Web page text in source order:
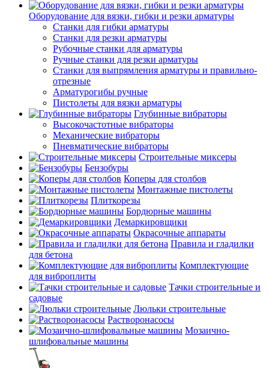
Оборудование для вязки, гибки и резки арматуры
Станки для гибки арматуры
Станки для резки арматуры
Рубочные станки для арматуры
Ручные станки для резки арматуры
Станки для выпрямления арматуры и правильно-
отрезные
Арматурогибы ручные
Пистолеты для вязки арматуры
Глубинные вибраторы
Высокочастотные вибраторы
Механические вибраторы
Пневматические вибраторы
Строительные миксеры
Бензобуры
Коперы для столбов
Монтажные пистолеты
Плиткорезы
Бордюрные машины
Демаркировщики
Окрасочные аппараты
Правила и гладилки
для бетона
Комплектующие
для виброплиты
Тачки строительные и
садовые
Люльки строительные
Растворонасосы
Мозаично-
шлифовальные машины